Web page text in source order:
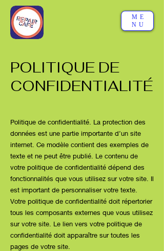
ME
NU
POLITIQUE DE
CONFIDENTIALITÉ
Politique de confidentialité. La protection des
données est une partie importante d’un site
internet. Ce modèle contient des exemples de
texte et ne peut être publié. Le contenu de
votre politique de confidentialité dépend des
fonctionnalités que vous utilisez sur votre site. Il
est important de personnaliser votre texte.
Votre politique de confidentialité doit répertorier
tous les composants externes que vous utilisez
sur votre site. Le lien vers votre politique de
confidentialité doit apparaître sur toutes les
pages de votre site.